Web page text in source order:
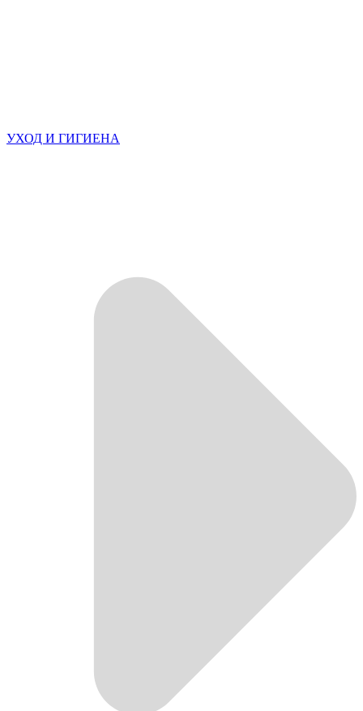
УХОД И ГИГИЕНА